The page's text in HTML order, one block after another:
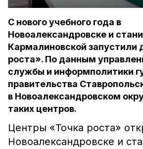
С нового учебного года в
Новоалександровске и
Кармалиновской запустили
роста». По данным
службы и информполитики
правительства
в Новоалександровском
таких центров.
Центры «Точка роста»
Новоалександровске и